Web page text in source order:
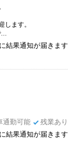
ます。
結果通知が届きます
通勤可能
残業あり
結果通知が届きます